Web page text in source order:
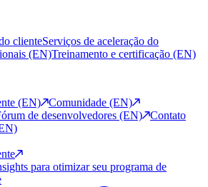
clienteServiços de aceleração do
(EN)Treinamento e certificação (EN)
(EN)
Comunidade (EN)
de desenvolvedores (EN)
Contato
para otimizar seu programa de